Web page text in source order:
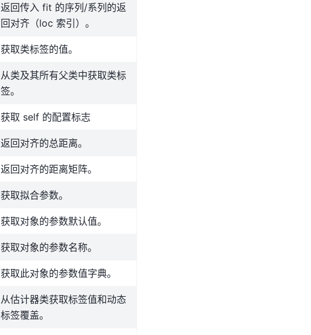
返回传入 fit 的序列/系列的返
回对齐（loc 索引）。
获取类标签的值。
从类及其所有父类中获取类标
签。
获取 self 的配置标志
返回对齐的总距离。
返回对齐的距离矩阵。
获取拟合参数。
获取对象的参数默认值。
获取对象的参数名称。
获取此对象的参数值字典。
从估计器类获取标签值和动态
标签覆盖。